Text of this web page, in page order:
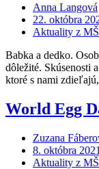
Anna Langová
22. októbra
Aktuality z MŠ
Babka a dedko.
dôležité. Skúsenosti
ktoré s nami
World Egg
Zuzana
8. októbra 2021
Aktuality z MŠ